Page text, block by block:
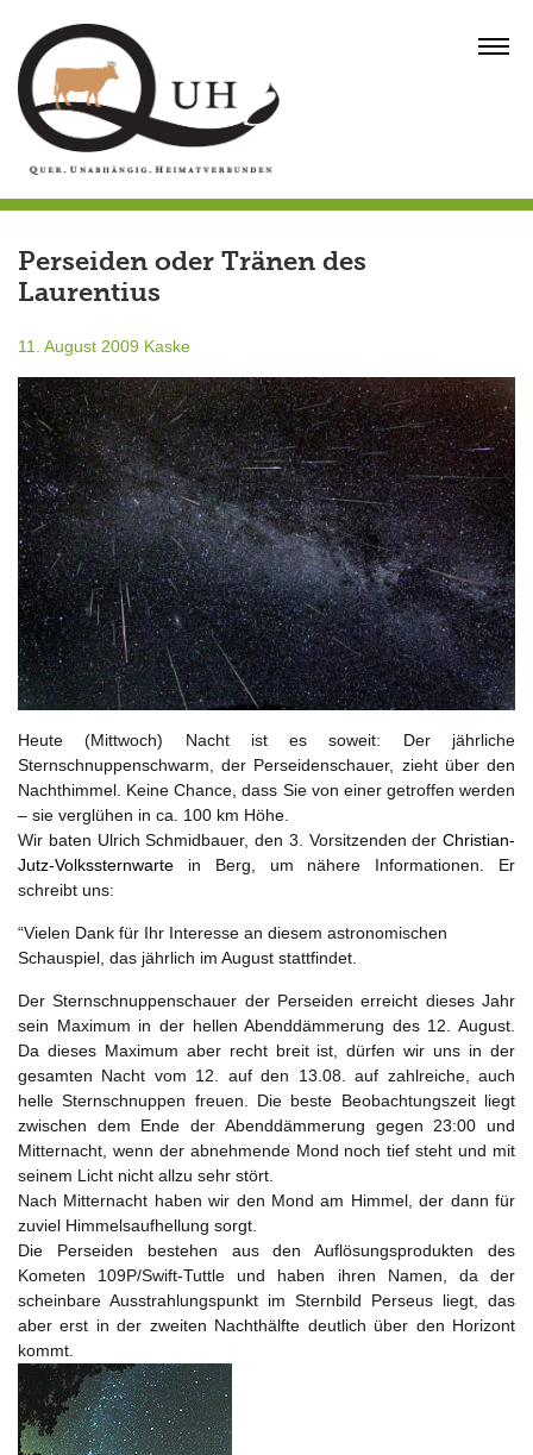
content
Perseiden oder Tränen des
Laurentius
11. August 2009 Kaske
Heute (Mittwoch) Nacht ist es soweit: Der jährliche
Sternschnuppenschwarm, der Perseidenschauer, zieht über den
Nachthimmel. Keine Chance, dass Sie von einer getroffen werden
– sie verglühen in ca. 100 km Höhe.
Wir baten Ulrich Schmidbauer, den 3. Vorsitzenden der Christian-
Jutz-Volkssternwarte in Berg, um nähere Informationen. Er
schreibt uns:
“Vielen Dank für Ihr Interesse an diesem astronomischen
Schauspiel, das jährlich im August stattfindet.
Der Sternschnuppenschauer der Perseiden erreicht dieses Jahr
sein Maximum in der hellen Abenddämmerung des 12. August.
Da dieses Maximum aber recht breit ist, dürfen wir uns in der
gesamten Nacht vom 12. auf den 13.08. auf zahlreiche, auch
helle Sternschnuppen freuen. Die beste Beobachtungszeit liegt
zwischen dem Ende der Abenddämmerung gegen 23:00 und
Mitternacht, wenn der abnehmende Mond noch tief steht und mit
seinem Licht nicht allzu sehr stört.
Nach Mitternacht haben wir den Mond am Himmel, der dann für
zuviel Himmelsaufhellung sorgt.
Die Perseiden bestehen aus den Auflösungsprodukten des
Kometen 109P/Swift-Tuttle und haben ihren Namen, da der
scheinbare Ausstrahlungspunkt im Sternbild Perseus liegt, das
aber erst in der zweiten Nachthälfte deutlich über den Horizont
kommt.